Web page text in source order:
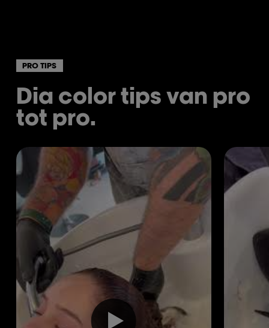
PRO TIPS
Dia color tips van pro
tot pro.